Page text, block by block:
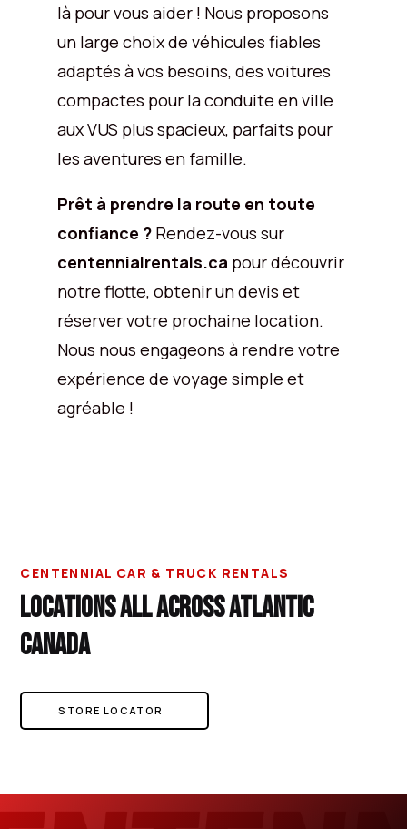
là pour vous aider ! Nous proposons
un large choix de véhicules fiables
adaptés à vos besoins, des voitures
compactes pour la conduite en ville
aux VUS plus spacieux, parfaits pour
les aventures en famille.
Prêt à prendre la route en toute
confiance ?Rendez-vous sur
centennialrentals.ca pour découvrir
notre flotte, obtenir un devis et
réserver votre prochaine location.
Nous nous engageons à rendre votre
expérience de voyage simple et
agréable !
CENTENNIAL CAR & TRUCK RENTALS
LOCATIONS ALL ACROSS ATLANTIC
CANADA
STORE LOCATOR